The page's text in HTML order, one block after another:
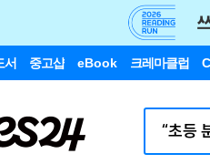
서 중고샵 eBook 크레마클럽